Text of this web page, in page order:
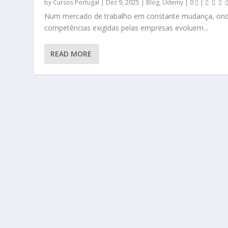
by Cursos Portugal Dez 9, 2025 Blog, Udemy 0
Num mercado de trabalho em constante mudança,
competências exigidas pelas empresas evoluem...
READ MORE